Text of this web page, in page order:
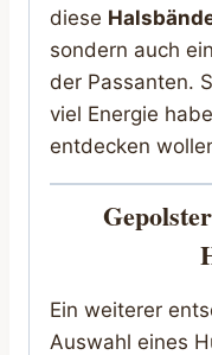
diese
sondern auch
der Passanten.
viel Energie
entdecken
Ein weiterer
Auswahl eines